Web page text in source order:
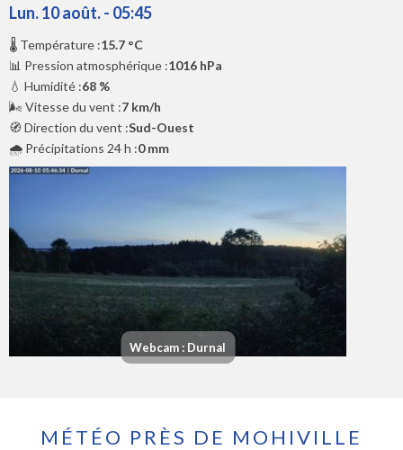
Lun. 10 août. - 05:45
🌡️ Température :15.7 °C
📊 Pression atmosphérique :1016 hPa
💧 Humidité :68 %
🌬️ Vitesse du vent :7 km/h
🧭 Direction du vent :Sud-Ouest
🌧️ Précipitations 24 h :0 mm
Webcam : Durnal
MÉTÉO PRÈS DE MOHIVILLE